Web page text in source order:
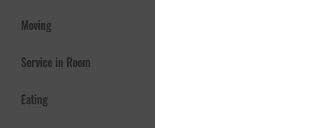
Moving
Service in Room
Eating